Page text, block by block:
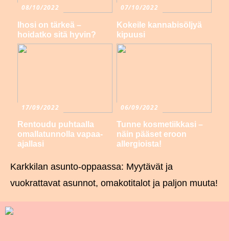
08/10/2022
Ihosi on tärkeä –
hoidatko sitä hyvin?
07/10/2022
Kokeile kannabisöljyä
kipuusi
17/09/2022
Rentoudu puhtaalla
omallatunnolla vapaa-
ajallasi
06/09/2022
Tunne kosmetiikkasi –
näin pääset eroon
allergioista!
Karkkilan asunto-oppaassa: Myytävät ja
vuokrattavat asunnot, omakotitalot ja paljon muuta!